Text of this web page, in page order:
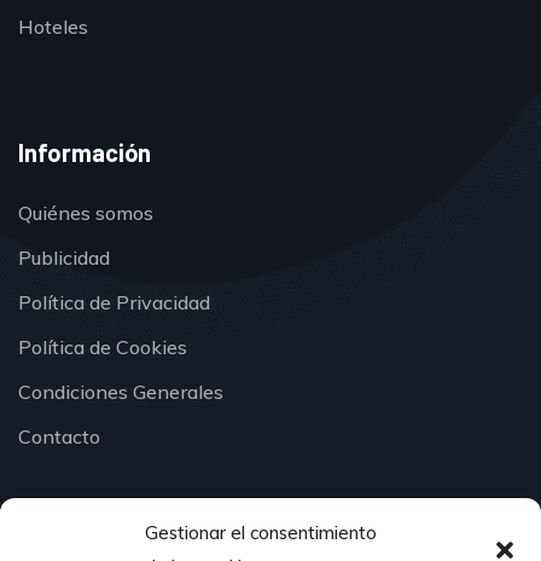
Gestionar el consentimiento
Hoteles
Información
Quiénes somos
Publicidad
Política de Privacidad
Política de Cookies
Condiciones Generales
Contacto